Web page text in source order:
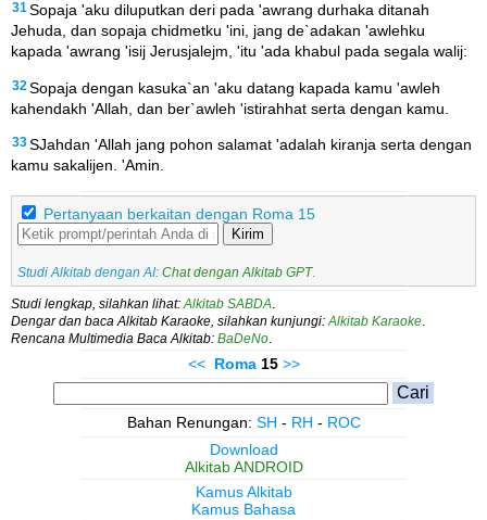
31 Sopaja 'aku diluputkan deri pada 'awrang durhaka ditanah
Jehuda, dan sopaja chidmetku 'ini, jang de`adakan 'awlehku
kapada 'awrang 'isij Jerusjalejm, 'itu 'ada khabul pada segala walij:
32 Sopaja dengan kasuka`an 'aku datang kapada kamu 'awleh
kahendakh 'Allah, dan ber`awleh 'istirahhat serta dengan kamu.
33SJahdan 'Allah jang pohon salamat 'adalah kiranja serta dengan
kamu sakalijen. 'Amin.
Pertanyaan berkaitan dengan Roma 15
Kirim
Studi Alkitab dengan AI: Chat dengan Alkitab GPT
Studi lengkap, silahkan lihat: Alkitab SABDA
Dengar dan baca Alkitab Karaoke, silahkan kunjungi: Alkitab Karaoke
Rencana Multimedia Baca Alkitab: BaDeNo
<< Roma15 >>
Bahan Renungan: SH - RH - ROC
Download
Alkitab ANDROID
Kamus Alkitab
Kamus Bahasa